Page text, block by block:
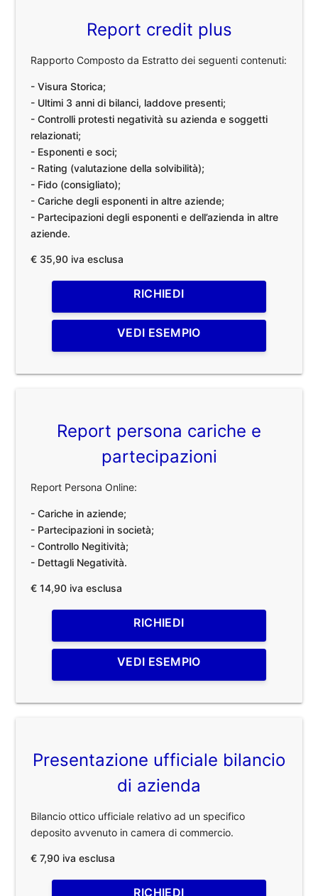
Report credit plus
Rapporto Composto da Estratto dei seguenti contenuti:
- Visura Storica;
- Ultimi 3 anni di bilanci, laddove presenti;
- Controlli protesti negatività su azienda e soggetti
relazionati;
- Esponenti e soci;
- Rating (valutazione della solvibilità);
- Fido (consigliato);
- Cariche degli esponenti in altre aziende;
- Partecipazioni degli esponenti e dell’azienda in altre
aziende.
€ 35,90 iva esclusa
RICHIEDI
VEDI ESEMPIO
Report persona cariche e
partecipazioni
Report Persona Online:
- Cariche in aziende;
- Partecipazioni in società;
- Controllo Negitività;
- Dettagli Negatività.
€ 14,90 iva esclusa
RICHIEDI
VEDI ESEMPIO
Presentazione ufficiale bilancio
di azienda
Bilancio ottico ufficiale relativo ad un specifico
deposito avvenuto in camera di commercio.
€ 7,90 iva esclusa
RICHIEDI